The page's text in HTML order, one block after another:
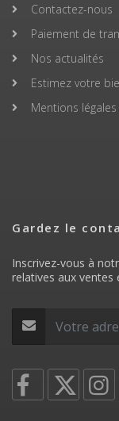
Contactez-nous
Paiement de
Nos actualités
Estimez votre
Mentions légales
Gardez le
Inscrivez-vous à
relatives aux ventes